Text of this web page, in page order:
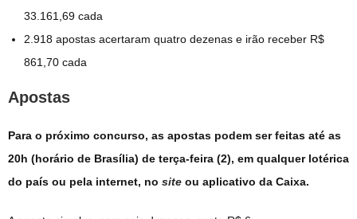
33.161,69 cada
2.918 apostas acertaram quatro dezenas e irão receber R$
861,70 cada
Apostas
Para o próximo concurso, as apostas podem ser feitas até as
20h (horário de Brasília) de terça-feira (2), em qualquer lotérica
do país ou pela internet, no site ou aplicativo da Caixa.